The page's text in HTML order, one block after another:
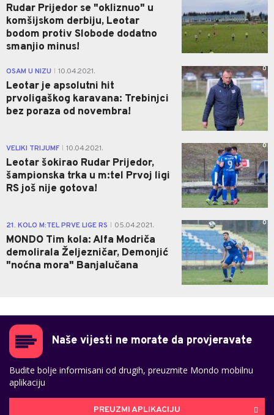
Rudar Prijedor se "okliznuo" u
komšijskom derbiju, Leotar
bodom protiv Slobode dodatno
smanjio minus!
OSAM U NIZU 10.04.2021.
Leotar je apsolutni hit
prvoligaškog karavana: Trebinjci
bez poraza od novembra!
0
VELIKI TRIJUMF 10.04.2021.
Leotar šokirao Rudar Prijedor,
šampionska trka u m:tel Prvoj ligi
RS još nije gotova!
0
21. KOLO M:TEL PRVE LIGE RS 05.04.2021.
MONDO Tim kola: Alfa Modriča
demolirala Željezničar, Demonjić
"noćna mora" Banjalučana
0
Naše vijesti ne morate da provjeravate
Budite bolje informisani od drugih, preuzmite Mondo mobilnu
aplikaciju
PREUZMI APLIKACIJU